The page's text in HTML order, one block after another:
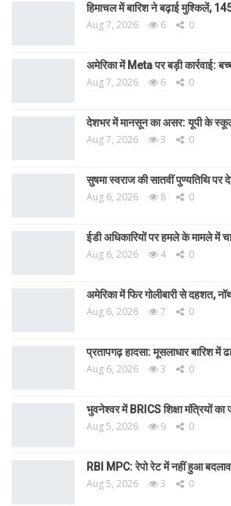
हिमाचल में बारिश ने बढ़ाई मुश्किलें,
Aug 7, 2026 6 0
अमेरिका में Meta पर बड़ी कार्रवाई:
Aug 7, 2026 6 0
देशभर में मानसून का असर: यूपी के
Aug 7, 2026 3 0
सुषमा स्वराज की सातवीं पुण्यतिथि
Aug 6, 2026 8 0
ईडी अधिकारियों पर हमले के मामले में
Aug 6, 2026 4 0
अमेरिका में फिर गोलीबारी से दहशत,
Aug 6, 2026 7 0
प्रतापगढ़ हादसा: मूसलाधार बारिश में
Aug 6, 2026 3 0
भुवनेश्वर में BRICS शिक्षा मंत्रियों
Aug 5, 2026 9 0
RBI MPC: रेपो रेट में नहीं हुआ
Aug 5, 2026 3 0